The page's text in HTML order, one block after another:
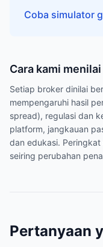
Coba simulator
Cara kami
Setiap broker dinilai
mempengaruhi hasil
spread), regulasi dan
platform, jangkauan
dan edukasi.
seiring perubahan
Pertanyaan